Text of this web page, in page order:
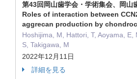
第43回岡山歯学会・学術集会、岡山
Roles of interaction between
aggrecan production by
Hoshijima, M, Hattori, T, Aoyama, E,
S, Takigawa, M
2022年12月11日
詳細を見る